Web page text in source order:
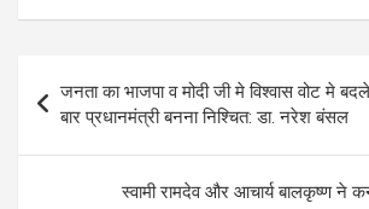
navigation
जनता का भाजपा व मोदी जी मे विश्वास वोट मे
बार प्रधानमंत्री बनना निश्चित: डा. नरेश बंसल
स्वामी रामदेव और आचार्य बालकृष्ण ने